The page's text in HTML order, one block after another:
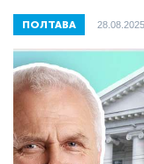
ПОЛТАВА